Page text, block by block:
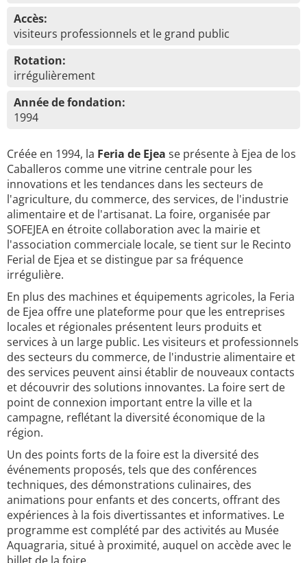
Accès:
visiteurs professionnels et le grand public
Rotation:
irrégulièrement
Année de fondation:
1994
Créée en 1994, la Feria de Ejea se présente à Ejea de los
Caballeros comme une vitrine centrale pour les
innovations et les tendances dans les secteurs de
l'agriculture, du commerce, des services, de l'industrie
alimentaire et de l'artisanat. La foire, organisée par
SOFEJEA en étroite collaboration avec la mairie et
l'association commerciale locale, se tient sur le Recinto
Ferial de Ejea et se distingue par sa fréquence
irrégulière.
En plus des machines et équipements agricoles, la Feria
de Ejea offre une plateforme pour que les entreprises
locales et régionales présentent leurs produits et
services à un large public. Les visiteurs et professionnels
des secteurs du commerce, de l'industrie alimentaire et
des services peuvent ainsi établir de nouveaux contacts
et découvrir des solutions innovantes. La foire sert de
point de connexion important entre la ville et la
campagne, reflétant la diversité économique de la
région.
Un des points forts de la foire est la diversité des
événements proposés, tels que des conférences
techniques, des démonstrations culinaires, des
animations pour enfants et des concerts, offrant des
expériences à la fois divertissantes et informatives. Le
programme est complété par des activités au Musée
Aquagraria, situé à proximité, auquel on accède avec le